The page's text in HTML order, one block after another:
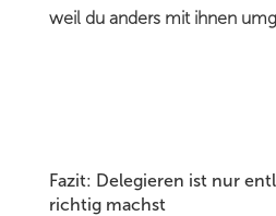
weil du anders mit ihnen
Fazit: Delegieren ist nur
richtig machst